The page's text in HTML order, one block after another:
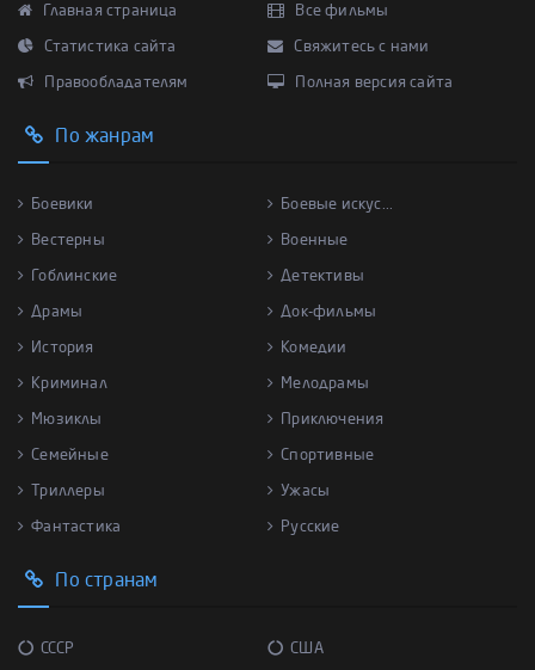
Главная страница Все фильмы
Статистика сайта Свяжитесь с нами
Правообладателям Полная версия сайта
По жанрам
Боевики Боевые искус...
Вестерны Военные
Гоблинские Детективы
Драмы Док-фильмы
История Комедии
Криминал Мелодрамы
Мюзиклы Приключения
Семейные Спортивные
Триллеры Ужасы
Фантастика Русские
По странам
СССР США